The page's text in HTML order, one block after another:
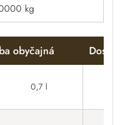
kg
obyčajná
0,7 l